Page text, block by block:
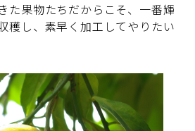
た果物たちだからこそ、一番輝
穫し、素早く加工してやりたい